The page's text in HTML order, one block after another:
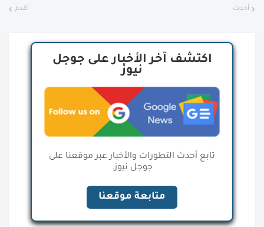
أحدث أقدم
اكتشف آخر الأخبار على جوجل
نيوز
تابع أحدث التطورات والأخبار عبر موقعنا على
جوجل نيوز.
متابعة موقعنا